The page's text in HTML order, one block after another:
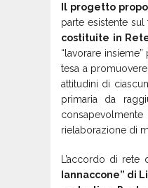
Il progetto
parte esistente
costituite in
“lavorare
tesa a
attitudini di
primaria da
rielaborazione di
L’accordo di rete
Iannaccone” di